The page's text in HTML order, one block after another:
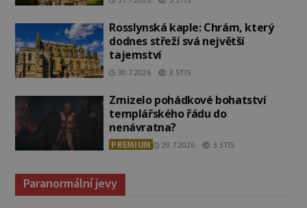
Rosslynská kaple: Chrám, který
dodnes střeží svá největší
tajemství
30.7.2026 3.5TIS
Zmizelo pohádkové bohatství
templářského řádu do
nenávratna?
PREMIUM 29.7.2026 3.3TIS
Paranormální jevy